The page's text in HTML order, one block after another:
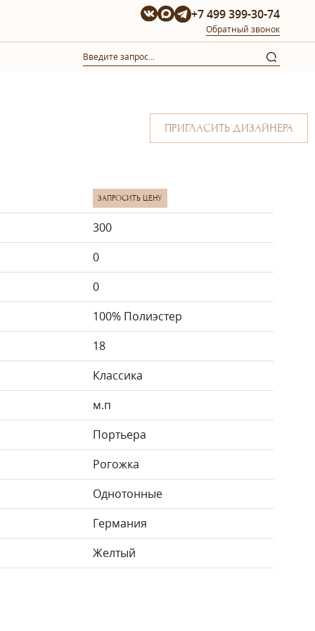
+7 499 399-30-74
Обратный звонок
ПРИГЛАСИТЬ ДИЗАЙНЕРА
ЗАПРОСИТЬ ЦЕНУ
300
0
0
100% Полиэстер
18
Классика
м.п
Портьера
Рогожка
Однотонные
Германия
Желтый